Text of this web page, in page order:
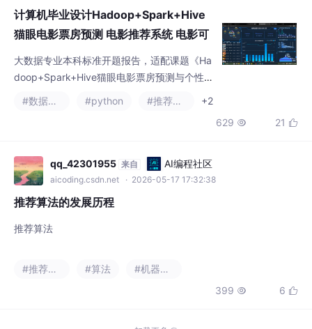
的重要突破，但其核心数学命题需证明，实证
宣称须独立检验。真
计算机毕业设计Hadoop+Spark+Hive
猫眼电影票房预测 电影推荐系统 电影可
视化 电影爬虫 电影数据分析 机器学习
深度学习 知识图谱
大数据专业本科标准开题报告，适配课题《Ha
doop+Spark+Hive猫眼电影票房预测与个性化
推荐系统》，全文原创低重、逻辑严谨、贴合
大数据技术栈，包含。
#数据分析 #python #推荐算法
+2
629  21 
qq_42301955 来自 AI编程社区
aicoding.csdn.net · 2026-05-17 17:32:38
推荐算法的发展历程
推荐算法
#推荐算法 #算法
#机器学习
399  6 